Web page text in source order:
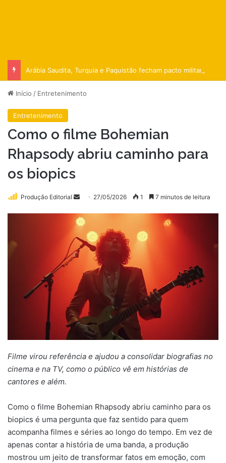
Arábia Saudita, Turquia e Paquistão fecham pacto militar
Início / Entretenimento
Entretenimento
Como o filme Bohemian
Rhapsody abriu caminho para
os biopics
Produção Editorial
Mande
e-
mail
27/05/2026 1 7 minutos de leitura
Filme virou referência e ajudou a consolidar biografias no
cinema e na TV, como o público vê em histórias de
cantores e além.
Como o filme Bohemian Rhapsody abriu caminho para os
biopics é uma pergunta que faz sentido para quem
acompanha filmes e séries ao longo do tempo. Em vez de
apenas contar a história de uma banda, a produção
mostrou um jeito de transformar fatos em emoção, com